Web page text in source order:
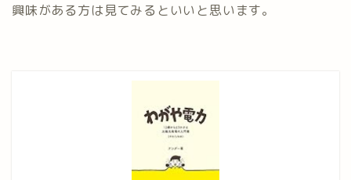
興味がある方は見てみるといいと思います。